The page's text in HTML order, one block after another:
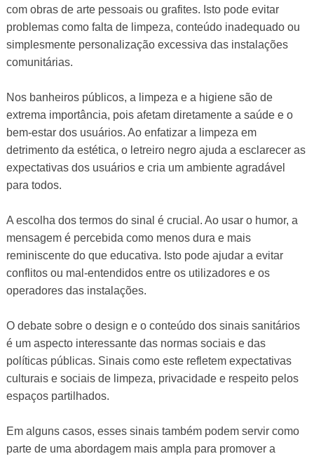
com obras de arte pessoais ou grafites. Isto pode evitar
problemas como falta de limpeza, conteúdo inadequado ou
simplesmente personalização excessiva das instalações
comunitárias.
Nos banheiros públicos, a limpeza e a higiene são de
extrema importância, pois afetam diretamente a saúde e o
bem-estar dos usuários. Ao enfatizar a limpeza em
detrimento da estética, o letreiro negro ajuda a esclarecer as
expectativas dos usuários e cria um ambiente agradável
para todos.
A escolha dos termos do sinal é crucial. Ao usar o humor, a
mensagem é percebida como menos dura e mais
reminiscente do que educativa. Isto pode ajudar a evitar
conflitos ou mal-entendidos entre os utilizadores e os
operadores das instalações.
O debate sobre o design e o conteúdo dos sinais sanitários
é um aspecto interessante das normas sociais e das
políticas públicas. Sinais como este refletem expectativas
culturais e sociais de limpeza, privacidade e respeito pelos
espaços partilhados.
Em alguns casos, esses sinais também podem servir como
parte de uma abordagem mais ampla para promover a